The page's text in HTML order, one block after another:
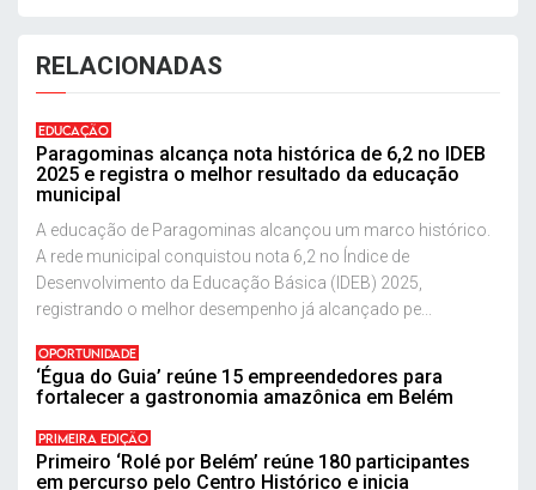
RELACIONADAS
EDUCAÇÃO
Paragominas alcança nota histórica de 6,2 no IDEB
2025 e registra o melhor resultado da educação
municipal
A educação de Paragominas alcançou um marco histórico.
A rede municipal conquistou nota 6,2 no Índice de
Desenvolvimento da Educação Básica (IDEB) 2025,
registrando o melhor desempenho já alcançado pe...
OPORTUNIDADE
‘Égua do Guia’ reúne 15 empreendedores para
fortalecer a gastronomia amazônica em Belém
PRIMEIRA EDIÇÃO
Primeiro ‘Rolé por Belém’ reúne 180 participantes
em percurso pelo Centro Histórico e inicia